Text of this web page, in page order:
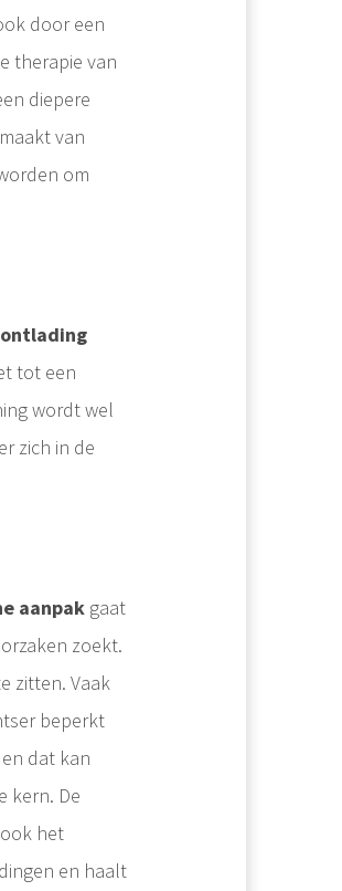
door een
therapie van
diepere
van
om
tot een
wordt wel
zich in de
aanpakgaat
zoekt.
zitten. Vaak
beperkt
dat kan
kern. De
het
en haalt